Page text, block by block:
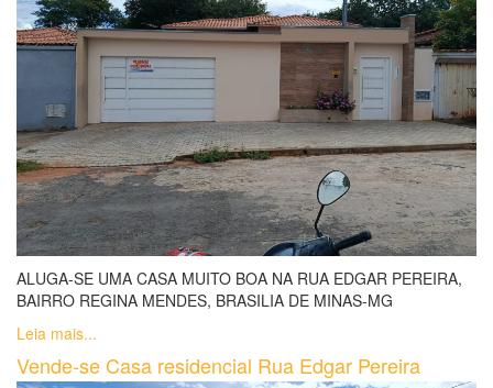
ALUGA-SE UMA CASA MUITO BOA NA RUA EDGAR PEREIRA,
BAIRRO REGINA MENDES, BRASILIA DE MINAS-MG
Leia mais...
Vende-se Casa residencial Rua Edgar Pereira